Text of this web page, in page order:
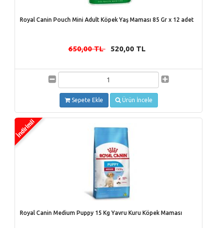
Royal Canin Pouch Mini Adult Köpek Yaş Maması 85 Gr x 12 adet
650,00 TL- 520,00 TL
Sepete Ekle Ürün İncele
Royal Canin Medium Puppy 15 Kg Yavru Kuru Köpek Maması